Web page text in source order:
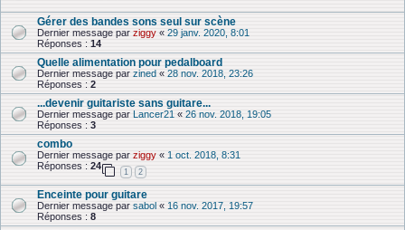
Gérer des bandes sons seul sur scène
Dernier message par ziggy « 29 janv. 2020, 8:01
Réponses : 14
Quelle alimentation pour pedalboard
Dernier message par zined « 28 nov. 2018, 23:26
Réponses : 2
...devenir guitariste sans guitare...
Dernier message par Lancer21 « 26 nov. 2018, 19:05
Réponses : 3
combo
Dernier message par ziggy « 1 oct. 2018, 8:31
Réponses : 24
1 2
Enceinte pour guitare
Dernier message par sabol « 16 nov. 2017, 19:57
Réponses : 8